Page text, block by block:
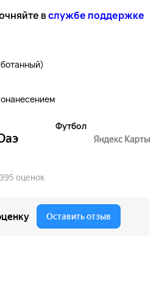
вслужбе поддержке
Футбол